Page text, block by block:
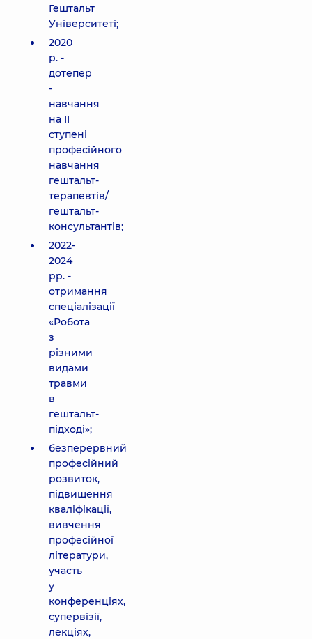
Гештальт
Університеті;
2020
р. -
дотепер
-
навчання
на II
ступені
професійного
навчання
гештальт-
терапевтів/
гештальт-
консультантів;
2022-
2024
рр. -
отримання
спеціалізації
«Робота
з
різними
видами
травми
в
гештальт-
підході»;
безперервний
професійний
розвиток,
підвищення
кваліфікації,
вивчення
професійної
літератури,
участь
у
конференціях,
супервізії,
лекціях,